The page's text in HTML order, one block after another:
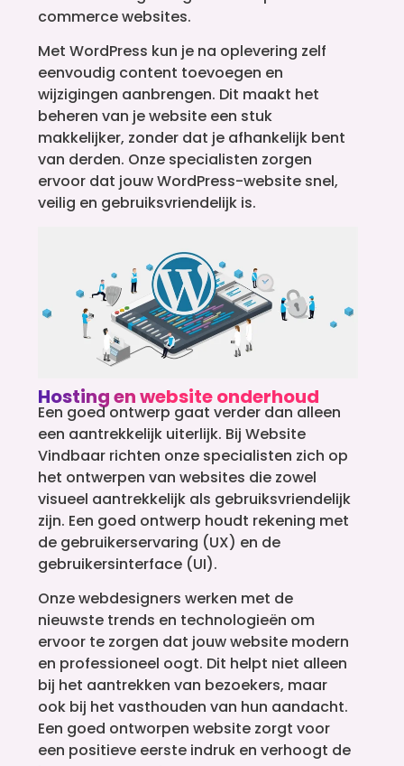
commerce websites.
Met WordPress kun je na oplevering zelf
eenvoudig content toevoegen en
wijzigingen aanbrengen. Dit maakt het
beheren van je website een stuk
makkelijker, zonder dat je afhankelijk bent
van derden. Onze specialisten zorgen
ervoor dat jouw WordPress-website snel,
veilig en gebruiksvriendelijk is.
Hosting en website onderhoud
Een goed ontwerp gaat verder dan alleen
een aantrekkelijk uiterlijk. Bij Website
Vindbaar richten onze specialisten zich op
het ontwerpen van websites die zowel
visueel aantrekkelijk als gebruiksvriendelijk
zijn. Een goed ontwerp houdt rekening met
de gebruikerservaring (UX) en de
gebruikersinterface (UI).
Onze webdesigners werken met de
nieuwste trends en technologieën om
ervoor te zorgen dat jouw website modern
en professioneel oogt. Dit helpt niet alleen
bij het aantrekken van bezoekers, maar
ook bij het vasthouden van hun aandacht.
Een goed ontworpen website zorgt voor
een positieve eerste indruk en verhoogt de